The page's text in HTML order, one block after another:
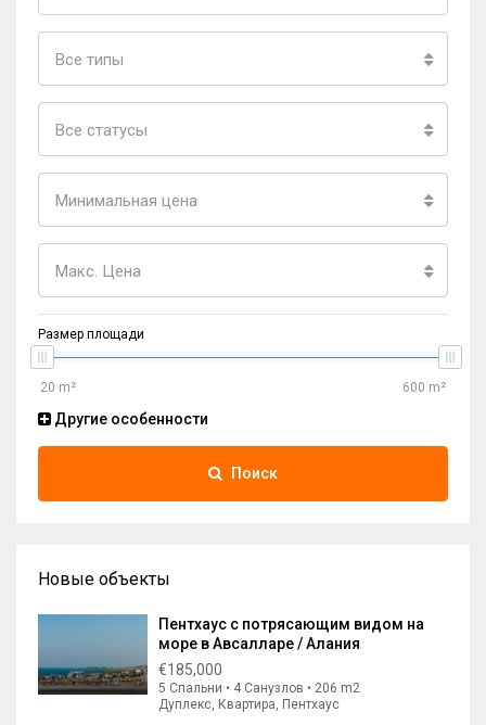
Все типы
Все статусы
Минимальная цена
Макс. Цена
Размер площади
Другие особенности
Поиск
Новые объекты
Пентхаус с потрясающим видом на
море в Авсалларе / Алания
€185,000
5 Спальни • 4 Санузлов • 206 m2
Дуплекс, Квартира, Пентхаус